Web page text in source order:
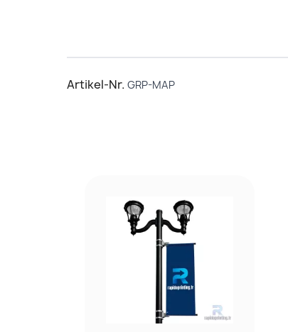
Artikel-Nr. GRP-MAP